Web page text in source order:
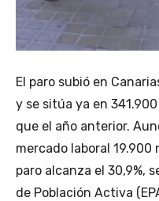
El paro subió en
y se sitúa ya en
que el año anterior.
mercado laboral
paro alcanza el 30,9%,
de Población Activa